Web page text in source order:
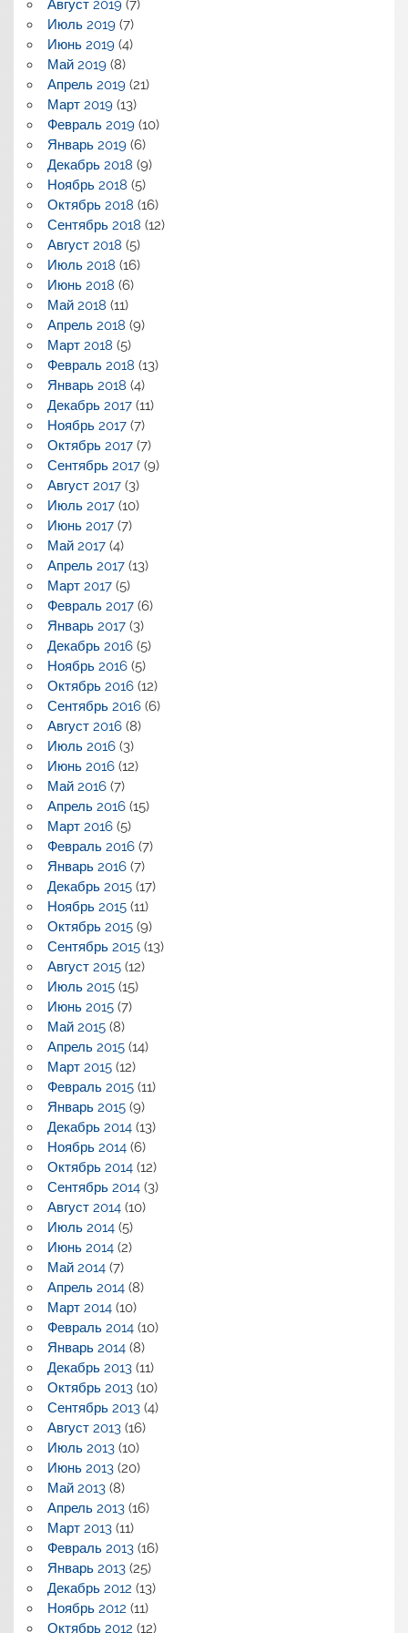
Август 2019(7)
Июль 2019(7)
Июнь 2019(4)
Май 2019(8)
Апрель 2019(21)
Март 2019(13)
Февраль 2019(10)
Январь 2019(6)
Декабрь 2018 (9)
Ноябрь 2018 (5)
Октябрь 2018 (16)
Сентябрь 2018 (12)
Август 2018 (5)
Июль 2018 (16)
Июнь 2018 (6)
Май 2018 (11)
Апрель 2018 (9)
Март 2018 (5)
Февраль 2018 (13)
Январь 2018 (4)
Декабрь 2017(11)
Ноябрь 2017(7)
Октябрь 2017(7)
Сентябрь 2017(9)
Август 2017(3)
Июль 2017(10)
Июнь 2017(7)
Май 2017(4)
Апрель 2017(13)
Март 2017(5)
Февраль 2017(6)
Январь 2017(3)
Декабрь 2016(5)
Ноябрь 2016(5)
Октябрь 2016(12)
Сентябрь 2016(6)
Август 2016(8)
Июль 2016(3)
Июнь 2016(12)
Май 2016(7)
Апрель 2016(15)
Март 2016(5)
Февраль 2016(7)
Январь 2016(7)
Декабрь 2015(17)
Ноябрь 2015(11)
Октябрь 2015(9)
Сентябрь 2015(13)
Август 2015(12)
Июль 2015(15)
Июнь 2015(7)
Май 2015(8)
Апрель 2015(14)
Март 2015(12)
Февраль 2015(11)
Январь 2015(9)
Декабрь 2014(13)
Ноябрь 2014(6)
Октябрь 2014(12)
Сентябрь 2014(3)
Август 2014(10)
Июль 2014(5)
Июнь 2014(2)
Май 2014(7)
Апрель 2014(8)
Март 2014(10)
Февраль 2014(10)
Январь 2014(8)
Декабрь 2013(11)
Октябрь 2013(10)
Сентябрь 2013(4)
Август 2013(16)
Июль 2013(10)
Июнь 2013(20)
Май 2013(8)
Апрель 2013(16)
Март 2013(11)
Февраль 2013(16)
Январь 2013(25)
Декабрь 2012 (13)
Ноябрь 2012 (11)
Октябрь 2012 (12)